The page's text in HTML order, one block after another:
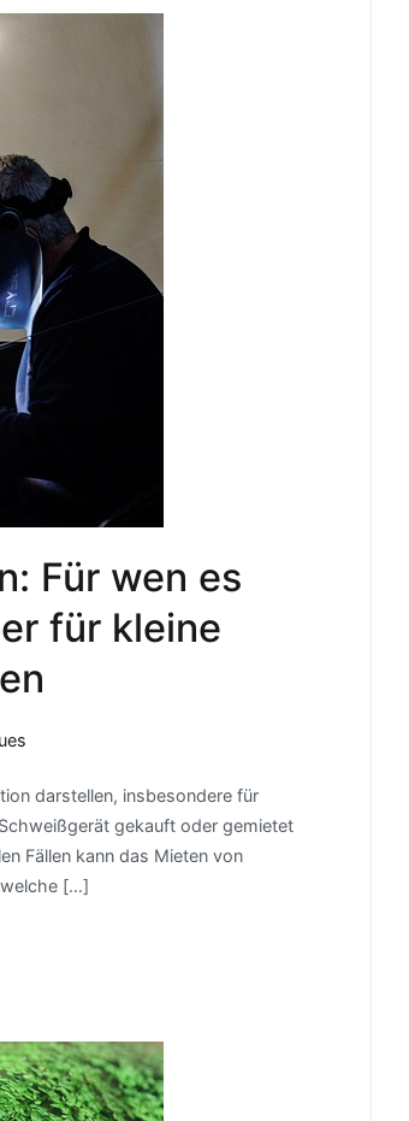
Für wen es
für kleine
darstellen, insbesondere für
gekauft oder gemietet
Fällen kann das Mieten von
welche […]